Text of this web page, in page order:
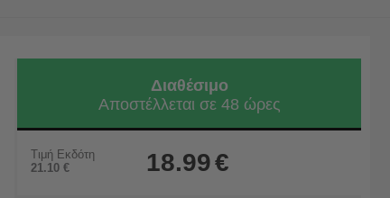
Διαθέσιμο
Αποστέλλεται σε 48 ώρες
Τιμή Εκδότη
21.10 € 18.99€